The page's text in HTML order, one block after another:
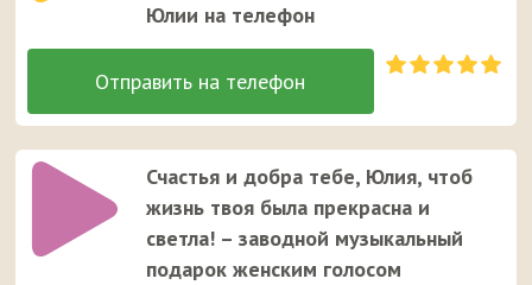
Юлии на телефон
Счастья и добра тебе, Юлия, чтоб
жизнь твоя была прекрасна и
светла! – заводной музыкальный
подарок женским голосом